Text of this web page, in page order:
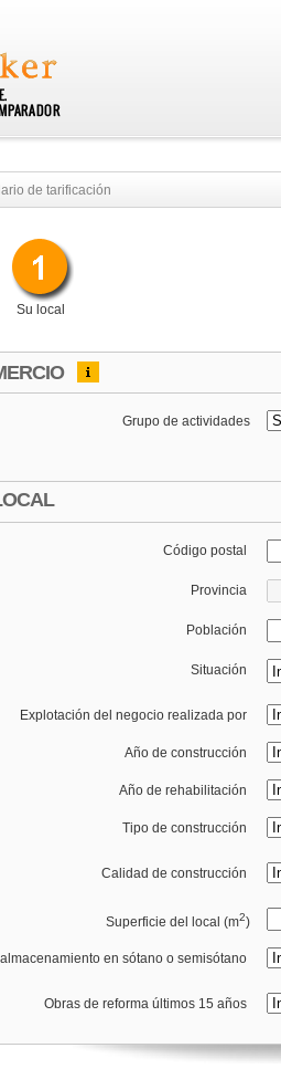
de tarificación
Su local
Grupo de actividades
Código postal
Provincia
Población
Situación
Explotación del negocio realizada por
Año de construcción
Año de rehabilitación
Tipo de construcción
Calidad de construcción
Superficie del local (m2)
en sótano o semisótano
Obras de reforma últimos 15 años